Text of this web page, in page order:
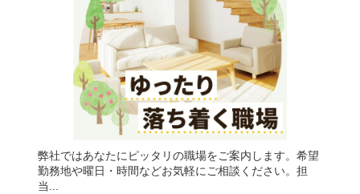
弊社ではあなたにピッタリの職場をご案内します。希望
勤務地や曜日・時間などお気軽にご相談ください。担
当...